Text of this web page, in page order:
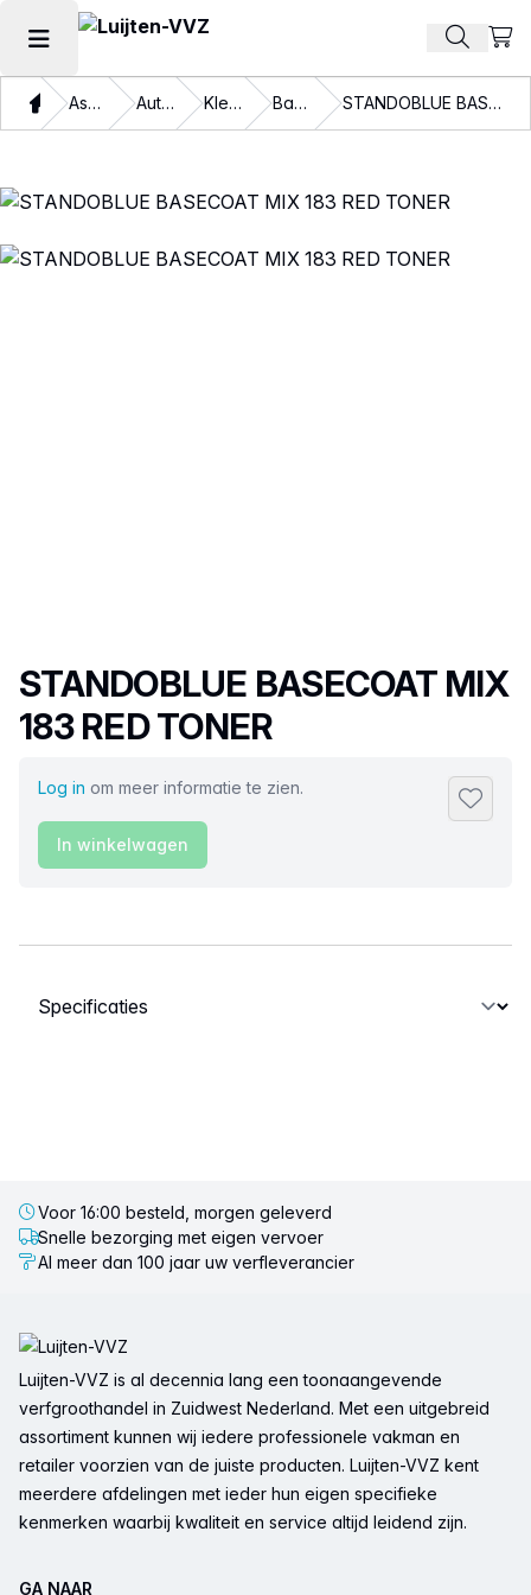
Hoofdmenu openen Zoek
ThuisAssortiment Autolakken Kleurlakken Basislakken STANDOBLUE BASECOAT MIX 183 RED TONER
Productnaam
STANDOBLUE BASECOAT MIX
183 RED TONER
Log in om meer informatie te zien.
In winkelwagen
Selecteer een tabblad
Voor 16:00 besteld, morgen geleverd
Snelle bezorging met eigen vervoer
Al meer dan 100 jaar uw verfleverancier
Luijten-VVZ is al decennia lang een toonaangevende
verfgroothandel in Zuidwest Nederland. Met een uitgebreid
assortiment kunnen wij iedere professionele vakman en
retailer voorzien van de juiste producten. Luijten-VVZ kent
meerdere afdelingen met ieder hun eigen specifieke
kenmerken waarbij kwaliteit en service altijd leidend zijn.
GA NAAR